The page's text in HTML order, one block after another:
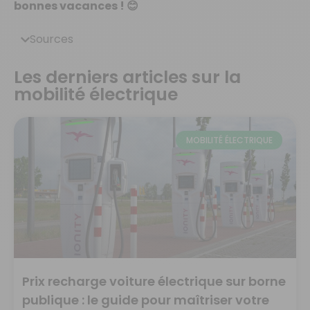
bonnes vacances ! 😊
Sources
Les derniers articles sur la
mobilité électrique
MOBILITÉ ÉLECTRIQUE
Prix recharge voiture électrique sur borne
publique : le guide pour maîtriser votre